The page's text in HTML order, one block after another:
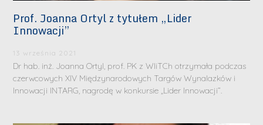
Prof. Joanna Ortyl z tytułem „Lider
Innowacji”
13 września 2021
Dr hab. inż. Joanna Ortyl, prof. PK z WIiTCh otrzymała podczas
czerwcowych XIV Międzynarodowych Targów Wynalazków i
Innowacji INTARG, nagrodę w konkursie „Lider Innowacji”.